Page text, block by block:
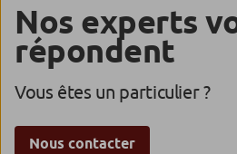
Nos experts
répondent
Vous êtes un particulier ?
Nous contacter